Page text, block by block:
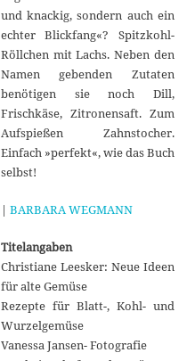
und knackig, sondern auch ein
echter Blickfang«? Spitzkohl-
Röllchen mit Lachs. Neben den
Namen gebenden Zutaten
benötigen sie noch Dill,
Frischkäse, Zitronensaft. Zum
Aufspießen Zahnstocher.
Einfach »perfekt«, wie das Buch
selbst!
| BARBARA WEGMANN
Titelangaben
Christiane Leesker: Neue Ideen
für alte Gemüse
Rezepte für Blatt-, Kohl- und
Wurzelgemüse
Vanessa Jansen- Fotografie